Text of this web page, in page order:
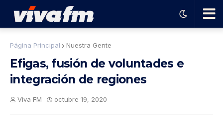
Ha
Página Principal Nuestra Gente
Efigas, fusión de voluntades e
integración de regiones
Viva FM octubre 19, 2020